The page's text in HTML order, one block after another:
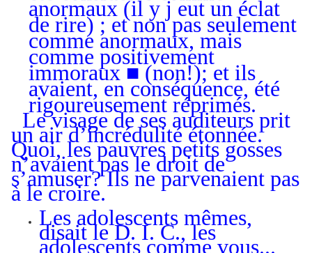
anormaux (il y j eut un éclat
de rire) ; et non pas seulement
comme anormaux, mais
comme positivement
immoraux ■ (non!); et ils
avaient, en conséquence, été
rigoureusement réprimés.
Le visage de ses auditeurs prit
un air d’incrédulité étonnée.
Quoi, les pauvres petits gosses
n’avaient pas le droit de
s’amuser? Ils ne parvenaient pas
à le croire.
Les adolescents mêmes,
disait le D. I. C., les
adolescents comme vous...